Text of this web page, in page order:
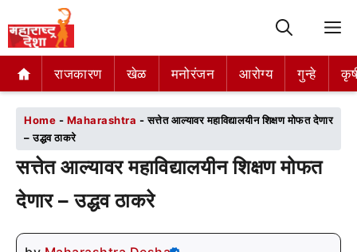
राजकारण खेळ मनोरंजन आरोग्य गुन्हे
राजकारण खेळ मनोरंजन आरोग्य गुन्हे
Home - Maharashtra -सत्तेत आल्यावर महाविद्यालयीन शिक्षण मोफत देणार
– उद्धव ठाकरे
सत्तेत आल्यावर महाविद्यालयीन शिक्षण मोफत
देणार – उद्धव ठाकरे